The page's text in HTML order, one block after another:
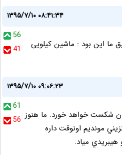
۱۳۹۵/۷/۱۰ ۰۸:۴۱:۳۴
56
41
ما این بود : ماشین کیلویی
۱۳۹۵/۷/۱۰ ۰۹:۰۶:۲۳
61
56 شكست خواهد خورد. ما هنوز
مونديم اونوقت داره
هيبريدي مياد.